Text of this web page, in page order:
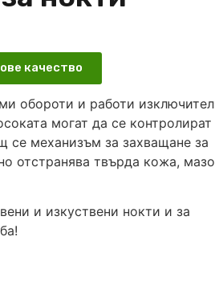
качество
обороти и работи
могат да се контролират
се механизъм за захващане за
отстранява твърда кожа,
и изкуствени нокти и за